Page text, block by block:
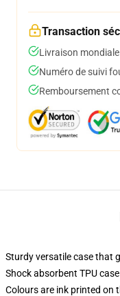
Transaction
Livraison
Numéro de suivi
Remboursement
Sturdy versatile case that
Shock absorbent TPU
Colours are ink printed on